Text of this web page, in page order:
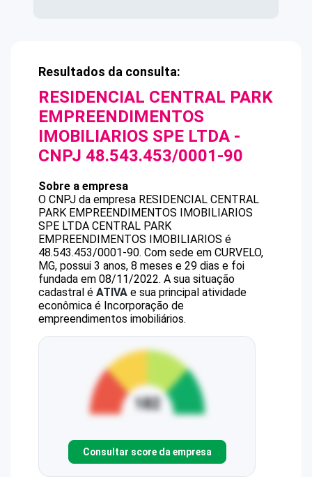
Resultados da consulta:
RESIDENCIAL CENTRAL PARK
EMPREENDIMENTOS
IMOBILIARIOS SPE LTDA -
CNPJ 48.543.453/0001-90
Sobre a empresa
O CNPJ da empresa RESIDENCIAL CENTRAL
PARK EMPREENDIMENTOS IMOBILIARIOS
SPE LTDA CENTRAL PARK
EMPREENDIMENTOS IMOBILIARIOS é
48.543.453/0001-90. Com sede em CURVELO,
MG, possui 3 anos, 8 meses e 29 dias e foi
fundada em 08/11/2022. A sua situação
cadastral é ATIVA e sua principal atividade
econômica é Incorporação de
empreendimentos imobiliários.
Consultar score da empresa